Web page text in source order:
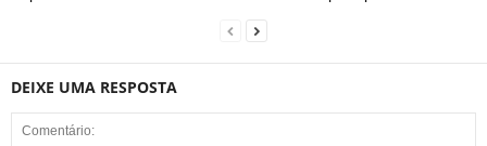
DEIXE UMA RESPOSTA